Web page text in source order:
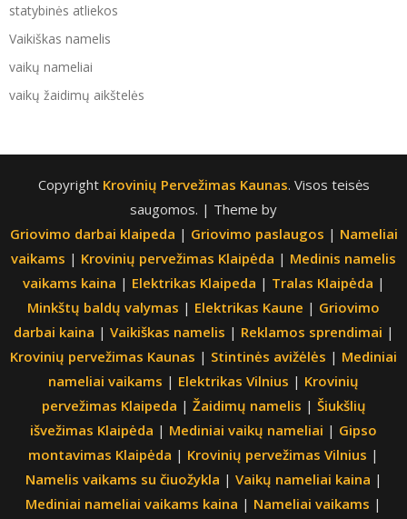
statybinės atliekos
Vaikiškas namelis
vaikų nameliai
vaikų žaidimų aikštelės
Copyright Krovinių Pervežimas Kaunas. Visos teisės
saugomos. | Theme by
Griovimo darbai klaipeda | Griovimo paslaugos | Nameliai
vaikams | Krovinių pervežimas Klaipėda | Medinis namelis
vaikams kaina | Elektrikas Klaipeda | Tralas Klaipėda |
Minkštų baldų valymas | Elektrikas Kaune | Griovimo
darbai kaina | Vaikiškas namelis | Reklamos sprendimai |
Krovinių pervežimas Kaunas | Stintinės avižėlės | Mediniai
nameliai vaikams | Elektrikas Vilnius | Krovinių
pervežimas Klaipeda | Žaidimų namelis | Šiukšlių
išvežimas Klaipėda | Mediniai vaikų nameliai | Gipso
montavimas Klaipėda | Krovinių pervežimas Vilnius |
Namelis vaikams su čiuožykla | Vaikų nameliai kaina |
Mediniai nameliai vaikams kaina | Nameliai vaikams |